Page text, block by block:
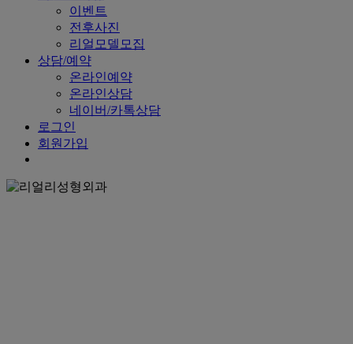
이벤트
전후사진
리얼모델모집
상담/예약
온라인예약
온라인상담
네이버/카톡상담
로그인
회원가입